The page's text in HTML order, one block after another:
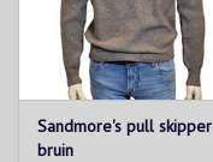
Sandmore's pull skipper
bruin